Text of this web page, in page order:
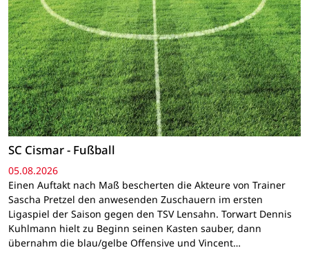
SC Cismar - Fußball
05.08.2026
Einen Auftakt nach Maß bescherten die Akteure von Trainer
Sascha Pretzel den anwesenden Zuschauern im ersten
Ligaspiel der Saison gegen den TSV Lensahn. Torwart Dennis
Kuhlmann hielt zu Beginn seinen Kasten sauber, dann
übernahm die blau/gelbe Offensive und Vincent…